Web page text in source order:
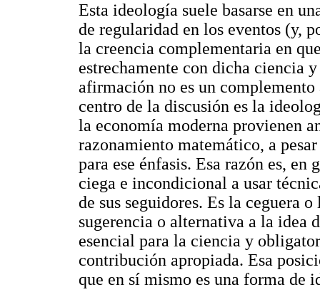
Esta ideología suele basarse en
de regularidad en los eventos (y,
la creencia complementaria en
estrechamente con dicha ciencia
afirmación no es un
centro de la discusión es la
la economía moderna provienen
razonamiento matemático, a
para ese énfasis. Esa razón es,
ciega e incondicional a usar
de sus seguidores. Es la ceguera
sugerencia o alternativa a la idea
esencial para la ciencia y
contribución apropiada. Esa
que en sí mismo es una forma de